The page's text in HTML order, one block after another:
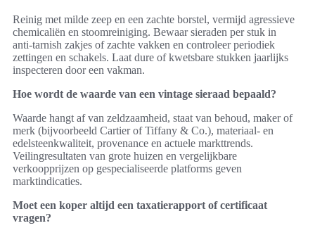
Reinig met milde zeep en een zachte borstel, vermijd agressieve
chemicaliën en stoomreiniging. Bewaar sieraden per stuk in
anti‑tarnish zakjes of zachte vakken en controleer periodiek
zettingen en schakels. Laat dure of kwetsbare stukken jaarlijks
inspecteren door een vakman.
Hoe wordt de waarde van een vintage sieraad bepaald?
Waarde hangt af van zeldzaamheid, staat van behoud, maker of
merk (bijvoorbeeld Cartier of Tiffany & Co.), materiaal- en
edelsteenkwaliteit, provenance en actuele markttrends.
Veilingresultaten van grote huizen en vergelijkbare
verkoopprijzen op gespecialiseerde platforms geven
marktindicaties.
Moet een koper altijd een taxatierapport of certificaat
vragen?